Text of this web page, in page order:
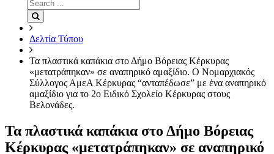
for:
Δελτία Τύπου
Τα πλαστικά καπάκια στο Δήμο Βόρειας Κέρκυρας
«μετατράπηκαν» σε αναπηρικό αμαξίδιο. Ο Νομαρχιακός
Σύλλογος ΑμεΑ Κέρκυρας “ανταπέδωσε” με ένα αναπηρικό
αμαξίδιο για το 2ο Ειδικό Σχολείο Κέρκυρας στους
Βελονάδες.
Τα πλαστικά καπάκια στο Δήμο Βόρειας
Κέρκυρας «μετατράπηκαν» σε αναπηρικό